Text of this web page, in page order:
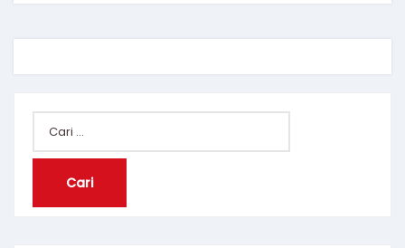
untuk: